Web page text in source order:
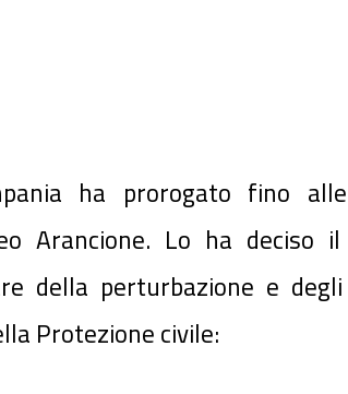
ha prorogato fino
Arancione. Lo ha deciso
della perturbazione e
Protezione civile: